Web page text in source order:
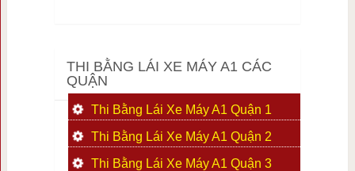
THI BẰNG LÁI XE MÁY A1 CÁC
QUẬN
Thi Bằng Lái Xe Máy A1 Quận 1
Thi Bằng Lái Xe Máy A1 Quận 2
Thi Bằng Lái Xe Máy A1 Quận 3